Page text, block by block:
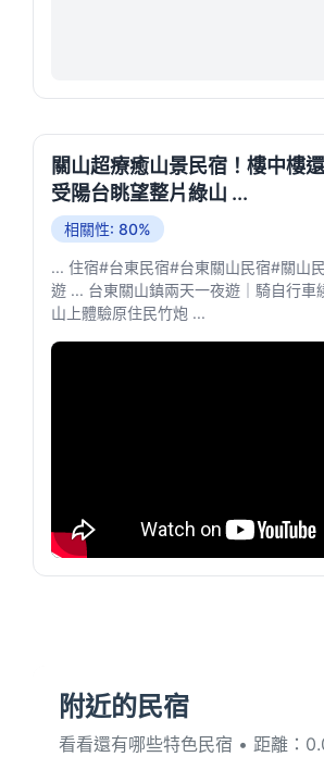
關山超療癒山景民宿！樓中樓
受陽台眺望整片綠山 ...
相關性: 80%
... 住宿#台東民宿#台東關山民宿#關山
遊 ... 台東關山鎮兩天一夜遊｜騎自行車
山上體驗原住民竹炮 ...
附近的民宿
看看還有哪些特色民宿 • 距離：